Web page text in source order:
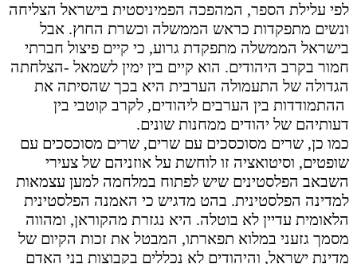
לפי עלילת הספר, המהפכה הפמיניסטית בישראל הצליחה
ונשים מתפקדות כראש הממשלה וכשרת החוץ. אבל
בישראל הממשלה מתפקדת גרוע, כי קיים פיצול חברתי
חמור בקרב היהודים. הוא קיים בין ימין לשמאל -הצלחתה
הגדולה של התעמולה הערבית היא בכך שהסיתה את
ההתמודדות בין הערבים ליהודים, לקרב קוטבי בין
דעותיהם של יהודים ממחנות שונים.
כמו כן, שרים מסוכסכים עם שרים, שרים מסוכסכים עם
שופטים, וסיטואציה זו לוחשת על אוזניהם של צעירי
השבאב הפלסטינים שיש לפתוח במלחמה למען עצמאות
למדינה הפלסטינית. בהט מדגיש כי האמנה הפלסטינית
הלאומית עדיין לא בוטלה. היא נגזרת מהקוראן, ומהווה
מסמך גזעני במלוא תפארתו, המבטל את זכות הקיום של
מדינת ישראל, והיהודים לא נכללים בקבוצות בני האדם